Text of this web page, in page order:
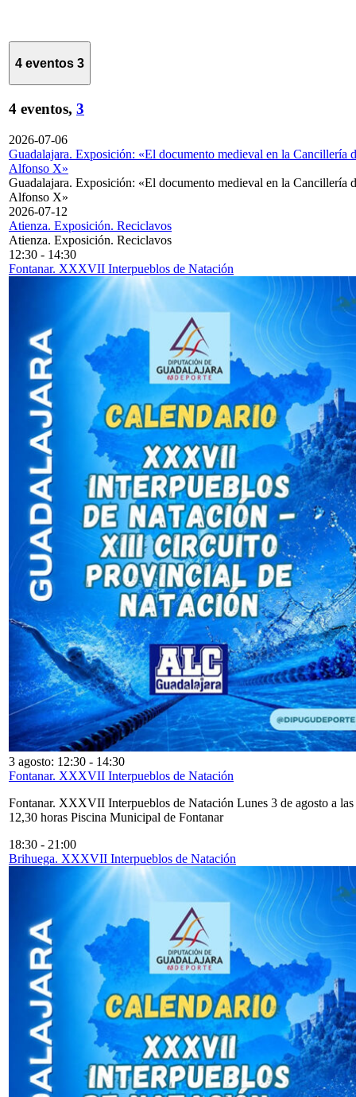
4 eventos 3
4 eventos, 3
2026-07-06
Guadalajara. Exposición: «El documento medieval en la Cancillería
Alfonso X»
Guadalajara. Exposición: «El documento medieval en la Cancillería
Alfonso X»
2026-07-12
Atienza. Exposición. Reciclavos
Atienza. Exposición. Reciclavos
12:30 - 14:30
Fontanar. XXXVII Interpueblos de Natación
3 agosto: 12:30 - 14:30
Fontanar. XXXVII Interpueblos de Natación
Fontanar. XXXVII Interpueblos de Natación Lunes 3 de agosto a las
12,30 horas Piscina Municipal de Fontanar
18:30 - 21:00
Brihuega. XXXVII Interpueblos de Natación